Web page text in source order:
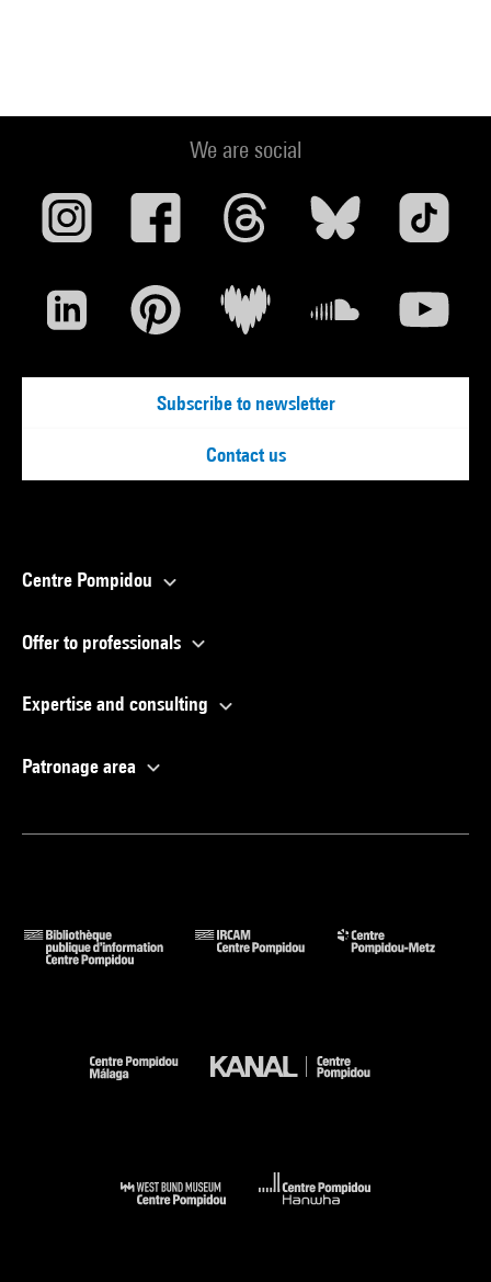
We are social
Subscribe to newsletter
Contact us
Centre Pompidou
Offer to professionals
Expertise and consulting
Patronage area